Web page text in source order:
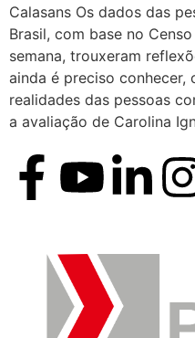
Calasans Os dados das
Brasil, com base no
semana, trouxeram
ainda é preciso conhecer,
realidades das pessoas
a avaliação de Carolina